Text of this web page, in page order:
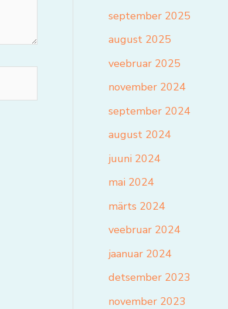
september 2025
august 2025
veebruar 2025
november 2024
september 2024
august 2024
juuni 2024
mai 2024
märts 2024
veebruar 2024
jaanuar 2024
detsember 2023
november 2023